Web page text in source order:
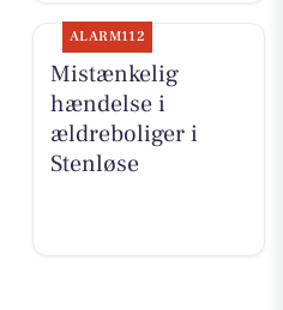
ALARM112
Mistænkelig
hændelse i
ældreboliger i
Stenløse